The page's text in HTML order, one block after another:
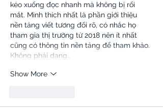
kéo xuống đọc nhanh mà không bị rối
mắt. Mình thích nhất là phần giới thiệu
nền tảng viết tương đối rõ, có nhắc họ
tham gia thị trường từ 2018 nên ít nhất
cũng có thông tin nền tảng để tham khảo.
Không phải dạng…
Show More